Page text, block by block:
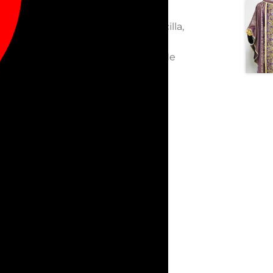
Incluye estola interior sencilla,
de cuello. Puedes elegir entre
a la casulla. También opción de
su copia o reproducción están